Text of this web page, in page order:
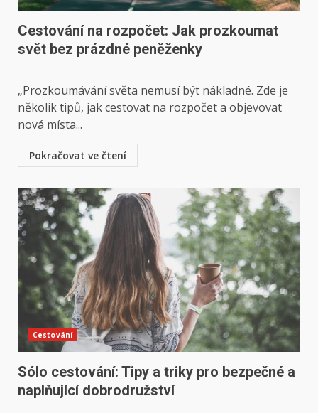
Cestování na rozpočet: Jak prozkoumat
svět bez prázdné peněženky
„Prozkoumávání světa nemusí být nákladné. Zde je
několik tipů, jak cestovat na rozpočet a objevovat
nová místa...
Pokračovat ve čtení
Cestování
Sólo cestování: Tipy a triky pro bezpečné a
naplňující dobrodružství